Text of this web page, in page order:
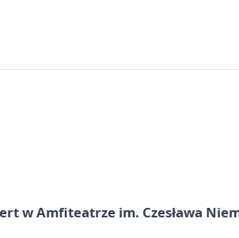
w Amfiteatrze im. Czesława